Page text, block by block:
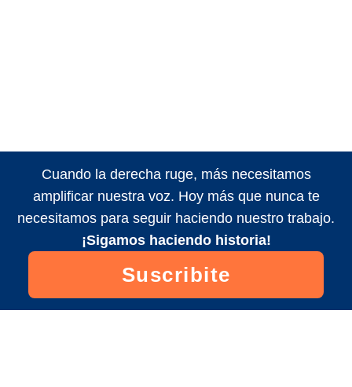
Cuando la derecha ruge, más necesitamos
amplificar nuestra voz. Hoy más que nunca te
necesitamos para seguir haciendo nuestro trabajo.
¡Sigamos haciendo historia!
Suscribite